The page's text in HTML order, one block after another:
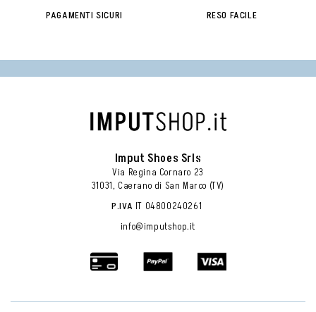
PAGAMENTI SICURI RESO FACILE
Imput Shoes Srls
Via Regina Cornaro 23
31031, Caerano di San Marco (TV)
P.IVA IT 04800240261
info@imputshop.it